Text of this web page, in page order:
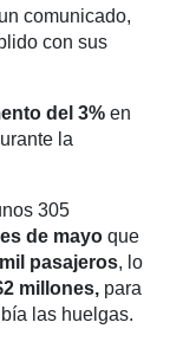
comunicado,
con sus
del 3% en
la
305
de mayo que
pasajeros, lo
millones, para
las huelgas.